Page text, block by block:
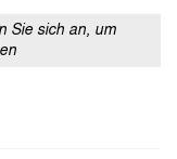
Sie sich an, um